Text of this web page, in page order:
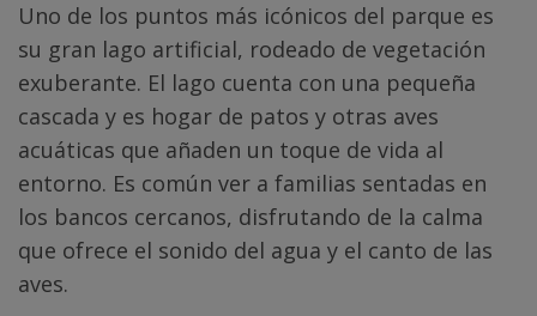
Uno de los puntos más icónicos del parque es
su gran lago artificial, rodeado de vegetación
exuberante. El lago cuenta con una pequeña
cascada y es hogar de patos y otras aves
acuáticas que añaden un toque de vida al
entorno. Es común ver a familias sentadas en
los bancos cercanos, disfrutando de la calma
que ofrece el sonido del agua y el canto de las
aves.